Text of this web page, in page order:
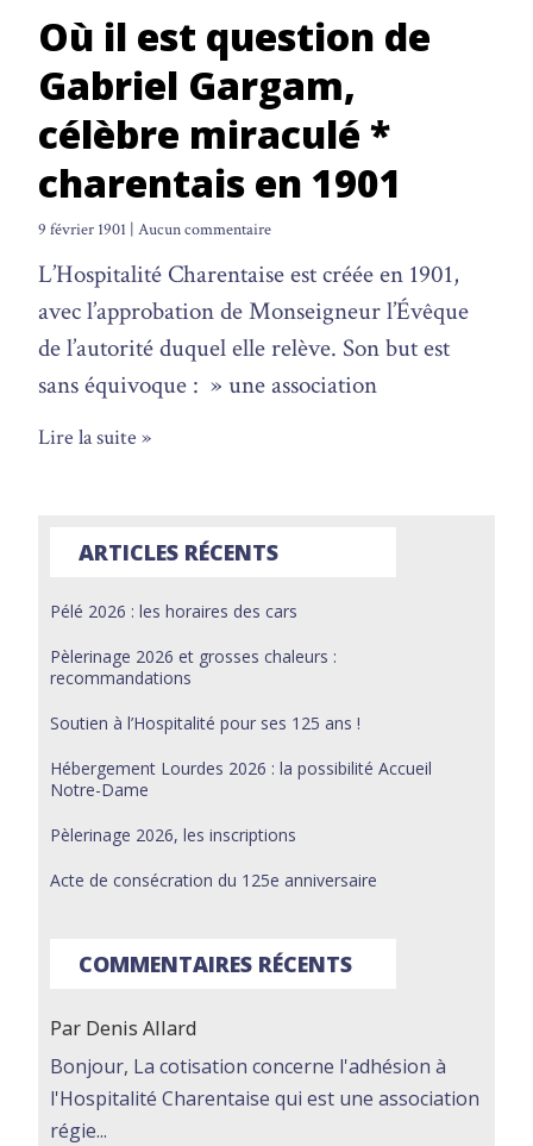
Où il est question de
Gabriel Gargam,
célèbre miraculé *
charentais en 1901
9 février 1901 Aucun commentaire
L’Hospitalité Charentaise est créée en 1901,
avec l’approbation de Monseigneur l’Évêque
de l’autorité duquel elle relève. Son but est
sans équivoque : » une association
Lire la suite »
ARTICLES RÉCENTS
Pélé 2026 : les horaires des cars
Pèlerinage 2026 et grosses chaleurs :
recommandations
Soutien à l’Hospitalité pour ses 125 ans !
Hébergement Lourdes 2026 : la possibilité Accueil
Notre-Dame
Pèlerinage 2026, les inscriptions
Acte de consécration du 125e anniversaire
COMMENTAIRES RÉCENTS
Par Denis Allard
Bonjour, La cotisation concerne l'adhésion à
l'Hospitalité Charentaise qui est une association
régie...